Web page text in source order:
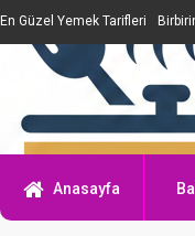
En Güzel Yemek Tarifleri
Anasayfa